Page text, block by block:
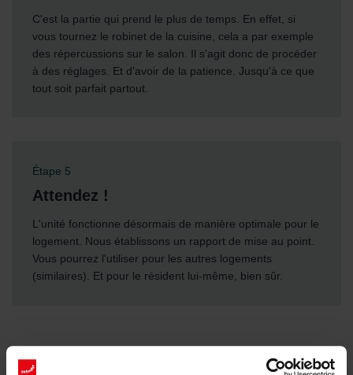
C'est la partie qui prend le plus de temps. En effet, si
vous tournez le robinet de la cuisine, cela a par exemple
des répercussions sur le salon. Il s'agit donc de procéder
à des réglages. Et d'avoir de la patience. Jusqu'à ce que
tout soit parfait partout.
Étape 5
Attendez !
L'unité fonctionne désormais de manière optimale pour le
logement. Nous établissons un rapport de mise au point.
Vous pourrez l'utiliser pour les autres logements
(similaires). Et pour le résident lui-même, bien sûr.